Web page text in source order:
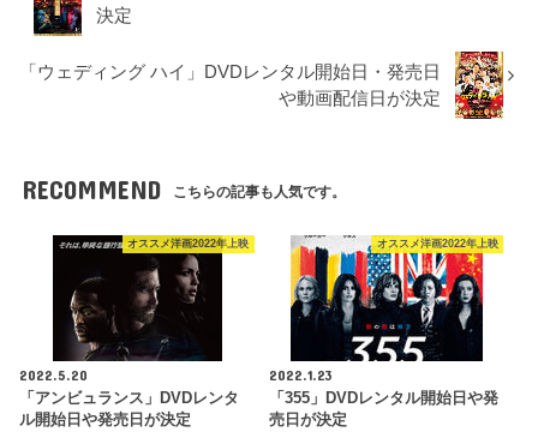
決定
「ウェディング ハイ」DVDレンタル開始日・発売日
や動画配信日が決定
RECOMMEND こちらの記事も人気です。
オススメ洋画2022年上映
2022.5.20
「アンビュランス」DVDレンタ
ル開始日や発売日が決定
オススメ洋画2022年上映
2022.1.23
「355」DVDレンタル開始日や発
売日が決定